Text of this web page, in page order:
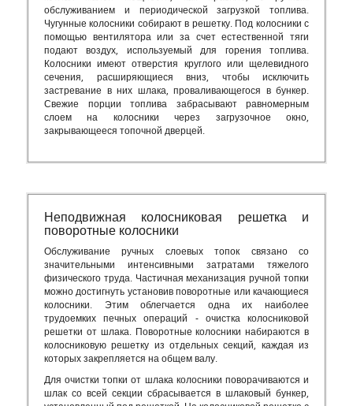
обслуживанием и периодической загрузкой топлива.
Чугунные колосники собирают в решетку. Под колосники с
помощью вентилятора или за счет естественной тяги
подают воздух, используемый для горения топлива.
Колосники имеют отверстия круглого или щелевидного
сечения, расширяющиеся вниз, чтобы исключить
застревание в них шлака, проваливающегося в бункер.
Свежие порции топлива забрасывают равномерным
слоем на колосники через загрузочное окно,
закрывающееся топочной дверцей.
Неподвижная колосниковая решетка и
поворотные колосники
Обслуживание ручных слоевых топок связано со
значительными интенсивными затратами тяжелого
физического труда. Частичная механизация ручной топки
можно достигнуть установив поворотные или качающиеся
колосники. Этим облегчается одна их наиболее
трудоемких печных операций - очистка колосниковой
решетки от шлака. Поворотные колосники набираются в
колосниковую решетку из отдельных секций, каждая из
которых закрепляется на общем валу.
Для очистки топки от шлака колосники поворачиваются и
шлак со всей секции сбрасывается в шлаковый бункер,